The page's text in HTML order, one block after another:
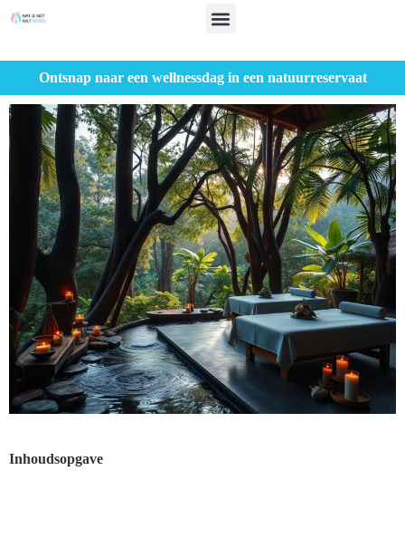
Ontsnap naar een wellnessdag in een natuurreservaat
Inhoudsopgave